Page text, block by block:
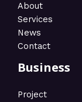
About
Services
News
Contact
Business
Project